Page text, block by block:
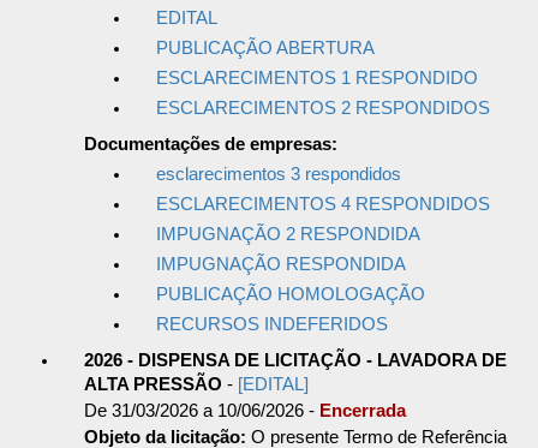
EDITAL
PUBLICAÇÃO ABERTURA
ESCLARECIMENTOS 1 RESPONDIDO
ESCLARECIMENTOS 2 RESPONDIDOS
Documentações de empresas:
esclarecimentos 3 respondidos
ESCLARECIMENTOS 4 RESPONDIDOS
IMPUGNAÇÃO 2 RESPONDIDA
IMPUGNAÇÃO RESPONDIDA
PUBLICAÇÃO HOMOLOGAÇÃO
RECURSOS INDEFERIDOS
2026 - DISPENSA DE LICITAÇÃO - LAVADORA DE
ALTA PRESSÃO - [EDITAL]
De 31/03/2026 a 10/06/2026 - Encerrada
Objeto da licitação: O presente Termo de Referência